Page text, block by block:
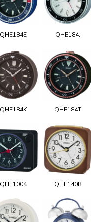
QHE184E QHE184J
QHE184K QHE184T
QHE100K QHE140B